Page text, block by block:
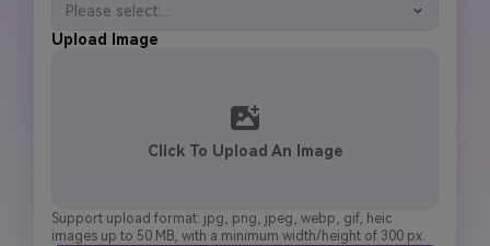
Please select...
Upload Image
Click To Upload An Image
Support upload format: jpg, png, jpeg, webp, gif, heic
images up to 50 MB, with a minimum width/height of 300 px.